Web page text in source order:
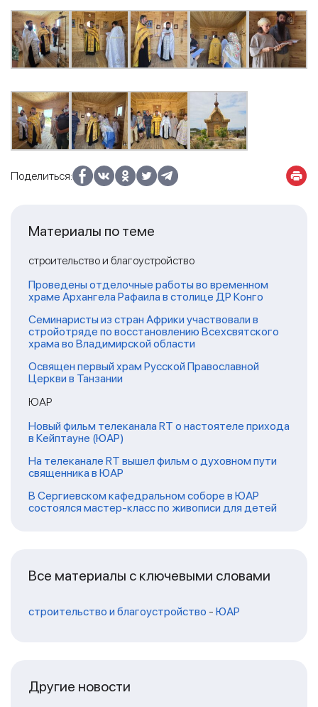
Поделиться:
Материалы по теме
строительство и благоустройство
Проведены отделочные работы во временном
храме Архангела Рафаила в столице ДР Конго
Семинаристы из стран Африки участвовали в
стройотряде по восстановлению Всехсвятского
храма во Владимирской области
Освящен первый храм Русской Православной
Церкви в Танзании
ЮАР
Новый фильм телеканала RT о настоятеле прихода
в Кейптауне (ЮАР)
На телеканале RT вышел фильм о духовном пути
священника в ЮАР
В Сергиевском кафедральном соборе в ЮАР
состоялся мастер-класс по живописи для детей
Все материалы с ключевыми словами
строительство и благоустройство - ЮАР
Другие новости